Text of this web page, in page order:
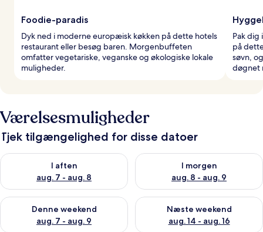
Foodie-paradis
Dyk ned i moderne europæisk køkken på dette hotels
restaurant eller besøg baren. Morgenbuffeten
omfatter vegetariske, veganske og økologiske lokale
muligheder.
Pak
på
søvn,
døgnet
Værelsesmuligheder
Tjek tilgængelighed for disse datoer
I aften
aug. 7 - aug. 8
Tjek tilgængelighed for i aften aug. 7 - aug. 8
I morgen
aug. 8 - aug. 9
Tjek tilgængelighed for i
Denne weekend
aug. 7 - aug. 9
Tjek tilgængelighed for denne weekend aug. 7 - aug. 9
Næste weekend
aug. 14 - aug. 16
Tjek tilgængelighed for næste